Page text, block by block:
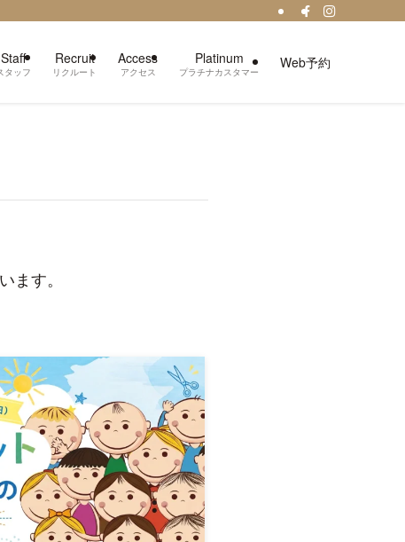
Staff
タッフ
Recruit
リクルート
Access
アクセス
Platinum
プラチナカスタマー
Web予約
ます。